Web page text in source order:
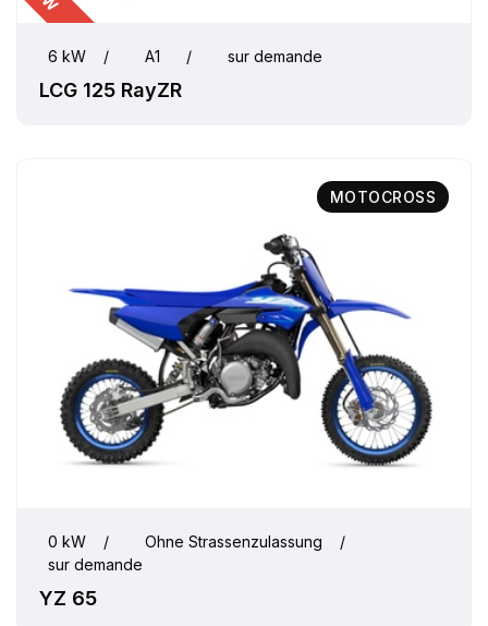
6 kW / A1 / sur demande
LCG 125 RayZR
MOTOCROSS
0 kW / Ohne Strassenzulassung
/
sur demande
YZ 65